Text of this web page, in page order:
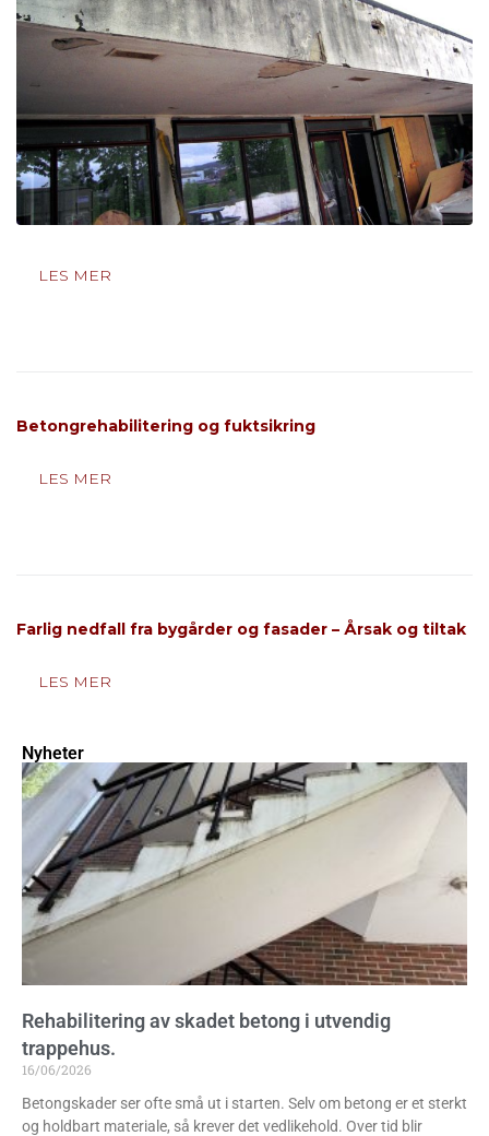
LES MER
Betongrehabilitering og fuktsikring
LES MER
Farlig nedfall fra bygårder og fasader – Årsak og tiltak
LES MER
Nyheter
Rehabilitering av skadet betong i utvendig
trappehus.
16/06/2026
Betongskader ser ofte små ut i starten. Selv om betong er et sterkt
og holdbart materiale, så krever det vedlikehold. Over tid blir